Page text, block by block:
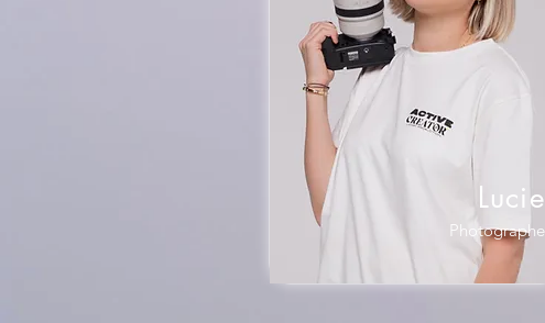
Lucie
Photographe